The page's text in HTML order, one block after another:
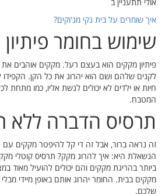
אותו
באזור שבו
השאלה
מזהים
בבית